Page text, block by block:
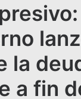
la
a fin